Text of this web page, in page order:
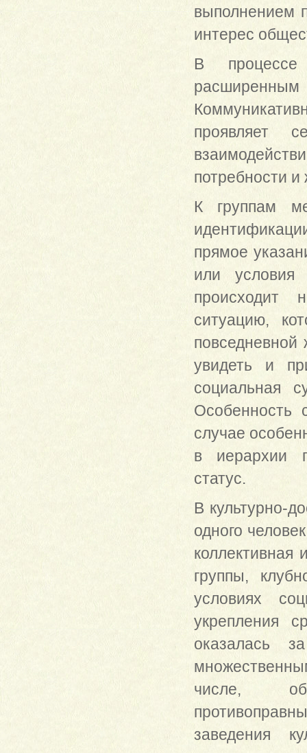
выполнением
интерес
В процессе
расширенным
проявляет
потребности
К группам
прямое
или условия
происходит
ситуацию,
увидеть и
социальная
Особенность
случае
в иерархии
статус.
В культурно-
одного
коллективная
группы,
условиях
укрепления
оказалась
числе,
заведения